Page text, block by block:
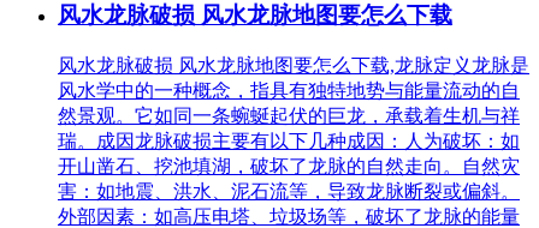
风水龙脉破损 风水龙脉地图要怎么下载
风水龙脉破损 风水龙脉地图要怎么下载,龙脉定义龙脉是
风水学中的一种概念，指具有独特地势与能量流动的自
然景观。它如同一条蜿蜒起伏的巨龙，承载着生机与祥
瑞。成因龙脉破损主要有以下几种成因：人为破坏：如
开山凿石、挖池填湖，破坏了龙脉的自然走向。自然灾
害：如地震、洪水、泥石流等，导致龙脉断裂或偏斜。
外部因素：如高压电塔、垃圾场等，破坏了龙脉的能量